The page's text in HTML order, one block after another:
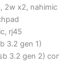
2w x2, nahimic
rj45
3.2 gen 1)
3.2 gen 2)